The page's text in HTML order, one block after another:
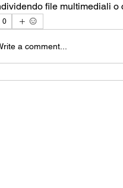
file multimediali o
0
a comment...